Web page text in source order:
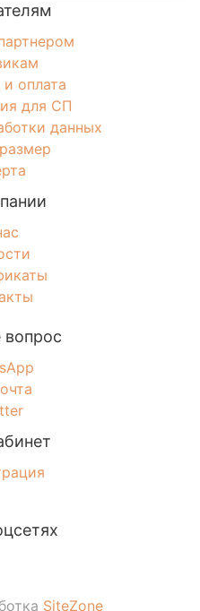
оплата
для СП
данных
вопрос
SiteZone